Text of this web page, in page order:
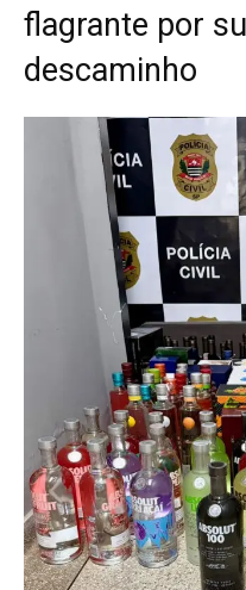
flagrante por
descaminho